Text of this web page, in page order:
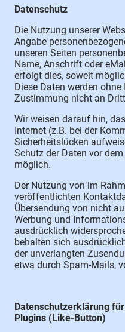
Datenschutz
Die Nutzung unserer
Angabe
unseren Seiten
Name, Anschrift oder
erfolgt dies, soweit
Diese Daten werden
Zustimmung nicht an
Wir weisen darauf hin,
Internet (z.B. bei der
Sicherheitslücken
Schutz der Daten vor
möglich.
Der Nutzung von im
veröffentlichten
Übersendung von nicht
Werbung und
ausdrücklich
behalten sich
der unverlangten
etwa durch Spam-Mails,
Datenschutzerklärung
Plugins (Like-Button)